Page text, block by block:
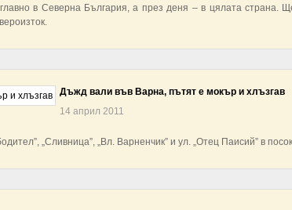
в Северна България, а през деня – в цялата страна.
Дъжд вали във Варна, пътят е мокър и хлъзгав
14 април 2011
„Сливница”, „Вл. Варненчик” и ул. „Отец Паисий” в